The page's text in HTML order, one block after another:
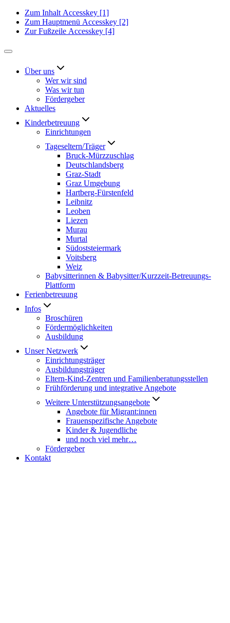
Zum Inhalt Accesskey [1]
Zum Hauptmenü Accesskey [2]
Zur Fußzeile Accesskey [4]
Über uns
Wer wir sind
Was wir tun
Fördergeber
Aktuelles
Kinderbetreuung
Einrichtungen
Tageseltern/Träger
Bruck-Mürzzuschlag
Deutschlandsberg
Graz-Stadt
Graz Umgebung
Hartberg-Fürstenfeld
Leibnitz
Leoben
Liezen
Murau
Murtal
Südoststeiermark
Voitsberg
Weiz
Babysitterinnen & Babysitter/Kurzzeit-Betreuungs-
Plattform
Ferienbetreuung
Infos
Broschüren
Fördermöglichkeiten
Ausbildung
Unser Netzwerk
Einrichtungsträger
Ausbildungsträger
Eltern-Kind-Zentren und Familienberatungsstellen
Frühförderung und integrative Angebote
Weitere Unterstützungsangebote
Angebote für Migrant:innen
Frauenspezifische Angebote
Kinder & Jugendliche
und noch viel mehr…
Fördergeber
Kontakt